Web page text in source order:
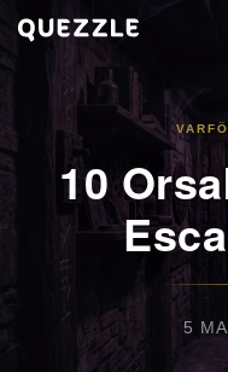
10
5